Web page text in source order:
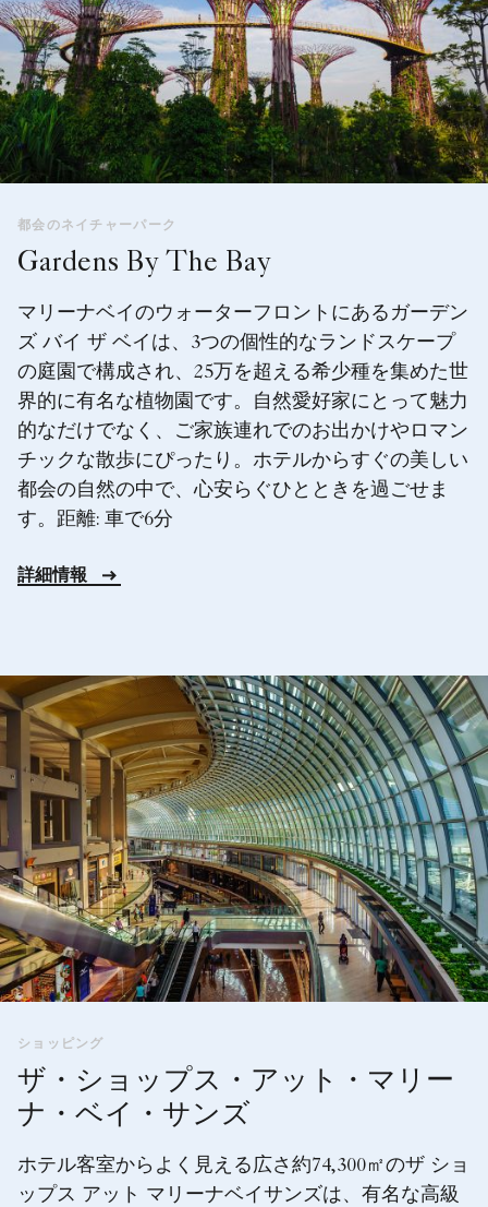
都会のネイチャーパーク
Gardens By The Bay
マリーナベイのウォーターフロントにあるガーデン
ズ バイ ザ ベイは、3つの個性的なランドスケープ
の庭園で構成され、25万を超える希少種を集めた世
界的に有名な植物園です。自然愛好家にとって魅力
的なだけでなく、ご家族連れでのお出かけやロマン
チックな散歩にぴったり。ホテルからすぐの美しい
都会の自然の中で、心安らぐひとときを過ごせま
す。距離: 車で6分
詳細情報
ショッピング
ザ・ショップス・アット・マリー
ナ・ベイ・サンズ
ホテル客室からよく見える広さ約74,300㎡のザ ショ
ップス アット マリーナベイサンズは、有名な高級